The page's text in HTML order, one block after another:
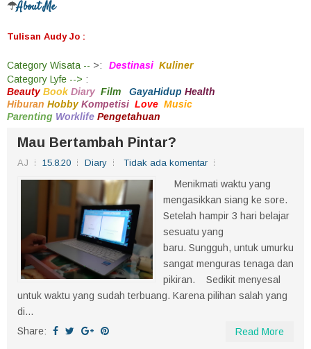
☂About Me
Tulisan Audy Jo :
Category Wisata -- >: Destinasi Kuliner
Category Lyfe --> :
Beauty Book Diary Film GayaHidup Health
Hiburan Hobby Kompetisi Love Music
Parenting Worklife Pengetahuan
Mau Bertambah Pintar?
AJ 15.8.20 Diary Tidak ada komentar
Menikmati waktu yang
mengasikkan siang ke sore.
Setelah hampir 3 hari belajar
sesuatu yang
baru. Sungguh, untuk umurku
sangat menguras tenaga dan
pikiran. Sedikit menyesal
untuk waktu yang sudah terbuang. Karena pilihan salah yang
di...
Share:
Read More